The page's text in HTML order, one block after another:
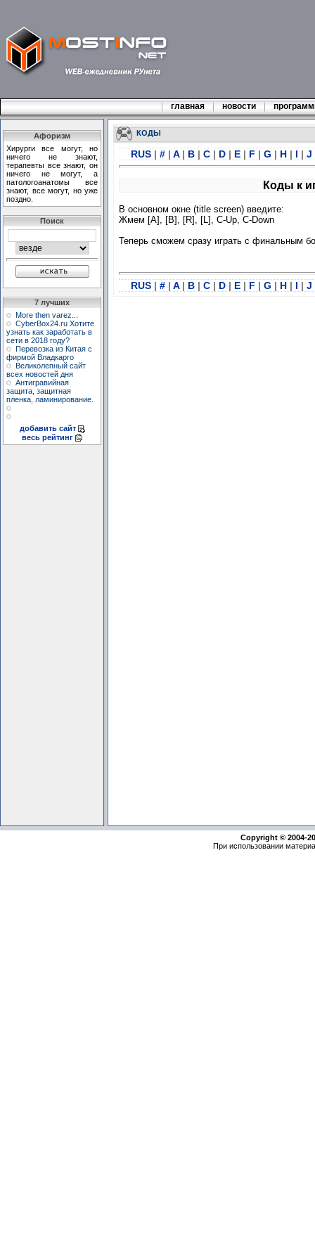
главная новости
Афоризм
Хирурги все могут, но
ничего не знают,
терапевты все знают, он
ничего не могут, а
патологоанатомы все
знают, все могут, но уже
поздно.
Поиск
7 лучших
More then varez...
CyberBox24.ru Хотите
узнать как заработать в
сети в 2018 году?
Перевозка из Китая с
фирмой Владкарго
Великолепный сайт
всех новостей дня
Антигравийная
защита, защитная
пленка, ламинирование.
добавить сайт
весь рейтинг
КОДЫ
RUS | # | A | B | C | D | E | F | G | H | I | J
Коды к
В основном окне (title screen) введите:
Жмем [A], [B], [R], [L], C-Up, C-Down
Теперь сможем сразу играть с финальным
RUS | # | A | B | C | D | E | F | G | H | I | J
Copyright © 2004-
При использовании